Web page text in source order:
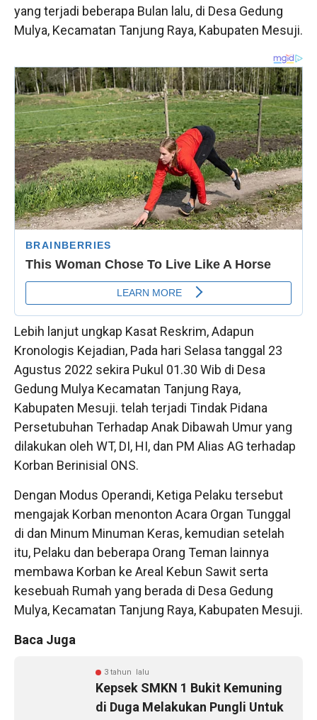
yang terjadi beberapa Bulan lalu, di Desa Gedung
Mulya, Kecamatan Tanjung Raya, Kabupaten Mesuji.
Lebih lanjut ungkap Kasat Reskrim, Adapun
Kronologis Kejadian, Pada hari Selasa tanggal 23
Agustus 2022 sekira Pukul 01.30 Wib di Desa
Gedung Mulya Kecamatan Tanjung Raya,
Kabupaten Mesuji. telah terjadi Tindak Pidana
Persetubuhan Terhadap Anak Dibawah Umur yang
dilakukan oleh WT, DI, HI, dan PM Alias AG terhadap
Korban Berinisial ONS.
Dengan Modus Operandi, Ketiga Pelaku tersebut
mengajak Korban menonton Acara Organ Tunggal
di dan Minum Minuman Keras, kemudian setelah
itu, Pelaku dan beberapa Orang Teman lainnya
membawa Korban ke Areal Kebun Sawit serta
kesebuah Rumah yang berada di Desa Gedung
Mulya, Kecamatan Tanjung Raya, Kabupaten Mesuji.
Baca Juga
3 tahun lalu
Kepsek SMKN 1 Bukit Kemuning
di Duga Melakukan Pungli Untuk